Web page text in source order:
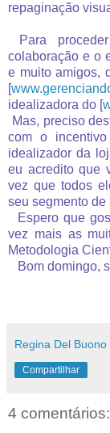
repaginação
Para
colaboração e o
e muito amigos,
[
idealizadora do [
Mas, preciso
com o
idealizador da
eu acredito que
vez que todos
seu segmento de
Espero que
vez mais as
Metodologia
Bom domingo,
Regina Del Buono
Compartilhar
4 comentários: